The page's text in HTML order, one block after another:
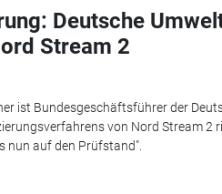
Deutsche
Stream 2
ist Bundesgeschäftsführer der
von Nord Stream 2
nun auf den Prüfstand".